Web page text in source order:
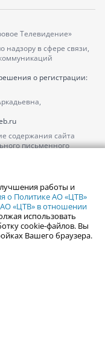
Телевидение»
надзору в сфере связи,
о регистрации:
содержания сайта
письменного
по тел.
«Афиша»
сайта
персональных данных
работы и
о Политике АО «ЦТВ»
«ЦТВ» в отношении
использовать
cookie-файлов. Вы
Вашего браузера.